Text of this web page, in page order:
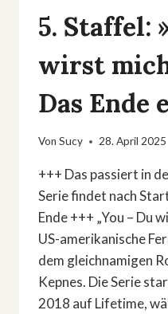
5. Staffel:
wirst
Das Ende
Von Sucy 28. April 2025
+++ Das passiert in
Serie findet nach
Ende +++ „You – Du
US-amerikanische
dem gleichnamigen
Kepnes. Die Serie
2018 auf Lifetime,